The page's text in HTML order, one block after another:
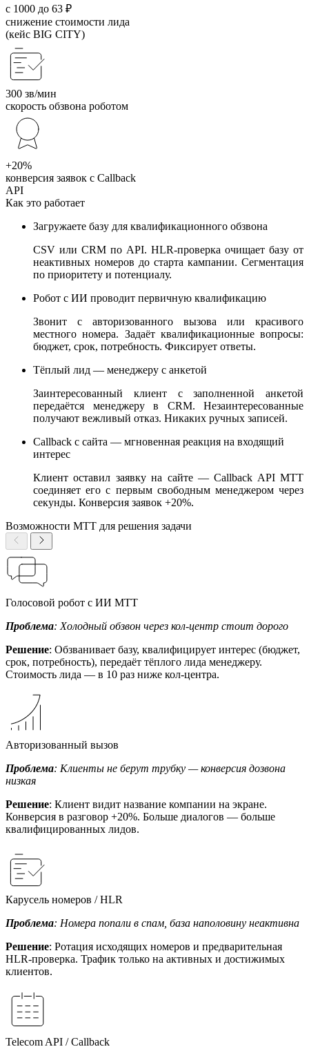
с 1000 до 63 ₽
снижение стоимости лида
(кейс BIG CITY)
300 зв/мин
скорость обзвона роботом
+20%
конверсия заявок с Callback
API
Как это работает
Загружаете базу для квалификационного обзвона
CSV или CRM по API. HLR-проверка очищает базу от
неактивных номеров до старта кампании. Сегментация
по приоритету и потенциалу.
Робот с ИИ проводит первичную квалификацию
Звонит с авторизованного вызова или красивого
местного номера. Задаёт квалификационные вопросы:
бюджет, срок, потребность. Фиксирует ответы.
Тёплый лид — менеджеру с анкетой
Заинтересованный клиент с заполненной анкетой
передаётся менеджеру в CRM. Незаинтересованные
получают вежливый отказ. Никаких ручных записей.
Callback с сайта — мгновенная реакция на входящий
интерес
Клиент оставил заявку на сайте — Callback API МТТ
соединяет его с первым свободным менеджером через
секунды. Конверсия заявок +20%.
Возможности МТТ для решения задачи
Голосовой робот с ИИ МТТ
Проблема: Холодный обзвон через кол-центр стоит дорого
Решение: Обзванивает базу, квалифицирует интерес (бюджет,
срок, потребность), передаёт тёплого лида менеджеру.
Стоимость лида — в 10 раз ниже кол-центра.
Авторизованный вызов
Проблема: Клиенты не берут трубку — конверсия дозвона
низкая
Решение: Клиент видит название компании на экране.
Конверсия в разговор +20%. Больше диалогов — больше
квалифицированных лидов.
Карусель номеров / HLR
Проблема: Номера попали в спам, база наполовину неактивна
Решение: Ротация исходящих номеров и предварительная
HLR-проверка. Трафик только на активных и достижимых
клиентов.
Telecom API / Callback